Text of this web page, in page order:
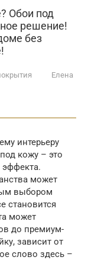
Обои под
решение!
без
Елена
интерьеру
кожу – это
может
выбором
становится
может
до премиум-
зависит от
слово здесь –